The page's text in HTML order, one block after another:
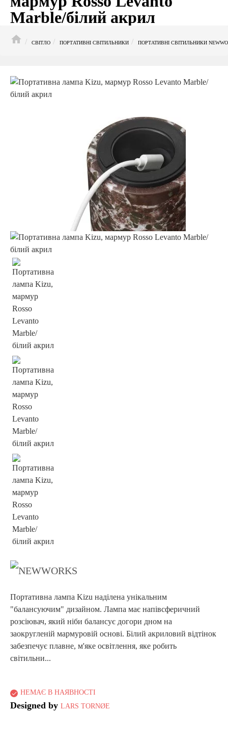
Marble/білий акрил
СВІТЛО
ПОРТАТИВНІ СВІТИЛЬНИКИ ПОРТАТИВНІ СВІТИЛЬНИКИ
Портативна лампа Kizu наділена унікальним
"балансуючим" дизайном. Лампа має напівсферичний
розсіювач, який ніби балансує догори дном на
заокругленій мармуровій основі. Білий акриловий відтінок
забезпечує плавне, м'яке освітлення, яке робить
світильни...
НЕМАЄ В НАЯВНОСТІ
Designed by LARS TORNØE